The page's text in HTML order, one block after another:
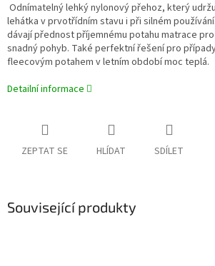
Odnímatelný lehký nylonový přehoz, který
lehátka v prvotřídním stavu i při silném
dávají přednost příjemnému potahu matrace
snadný pohyb. Také perfektní řešení pro
fleecovým potahem v letním období moc teplá.
Detailní informace
ZEPTAT SE HLÍDAT SDÍLET
Související produkty